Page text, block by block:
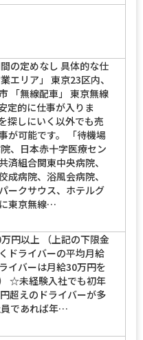
間の定めなし 具体的な仕
エリア」 東京23区内、
「無線配車」 東京無線
定的に仕事が入りま
探しにいく以外でも売
が可能です。 「待機場
、日本赤十字医療セン
済組合関東中央病院、
成病院、浴風会病院、
ークサウス、ホテルグ
東京無線…
円以上 （上記の下限金
ドライバーの平均月給
イバーは月給30万円を
☆未経験入社でも初年
超えのドライバーが多
であれば年…